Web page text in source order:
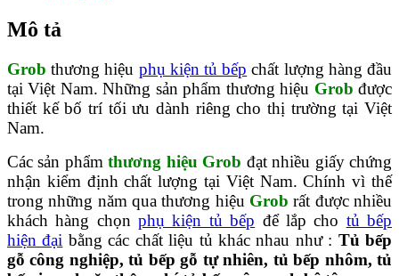
số
lượng
Mô tả
Grob thương hiệu phụ kiện tủ bếp chất lượng hàng đầu
tại Việt Nam. Những sản phẩm thương hiệu Grob được
thiết kế bố trí tối ưu dành riêng cho thị trường tại Việt
Nam.
Các sản phẩmthương hiệu Grob đạt nhiều giấy chứng
nhận kiểm định chất lượng tại Việt Nam. Chính vì thế
trong những năm qua thương hiệu Grob rất được nhiều
khách hàng chọnphụ kiện tủ bếp để lắp cho tủ bếp
hiện đại bằng các chất liệu tủ khác nhau như : Tủ bếp
gỗ công nghiệp, tủ bếp gỗ tự nhiên, tủ bếp nhôm, tủ